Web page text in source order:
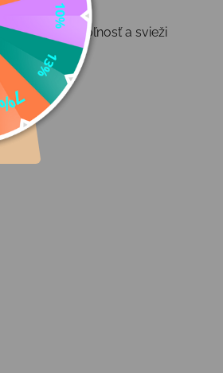
potrebujú voľnosť a svieži